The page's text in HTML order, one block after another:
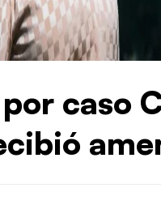
caso